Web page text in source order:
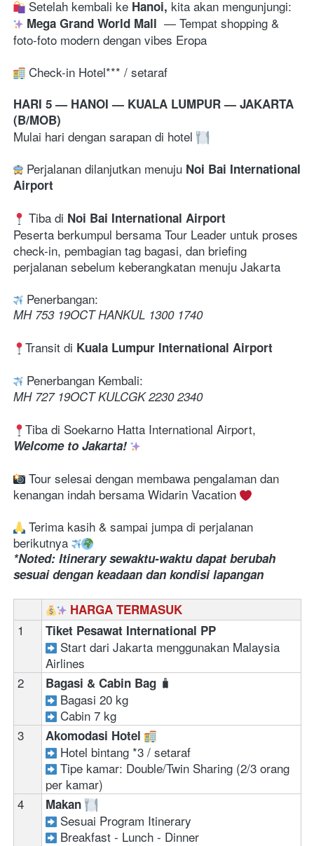
Setelah kembali ke Hanoi,
Mega Grand World Mall — Tempat shopping &
foto-foto modern dengan vibes Eropa
Check-in Hotel*** / setaraf
HARI 5 — HANOI — KUALA LUMPUR — JAKARTA
(B/MOB)
Mulai hari dengan sarapan di hotel
Perjalanan dilanjutkan menuju Noi Bai International
Airport
Tiba di Noi Bai International Airport
Peserta berkumpul bersama Tour Leader untuk proses
check-in, pembagian tag bagasi, dan briefing
perjalanan sebelum keberangkatan menuju Jakarta
Penerbangan:
MH 753 19OCT HANKUL 1300 1740
Transit di Kuala Lumpur International Airport
Penerbangan Kembali:
MH 727 19OCT KULCGK 2230 2340
Welcome to Jakarta!
Tour selesai dengan membawa pengalaman dan
kenangan indah bersama Widarin Vacation
Terima kasih & sampai jumpa di perjalanan
berikutnya
*Noted: Itinerary sewaktu-waktu dapat berubah
sesuai dengan keadaan dan kondisi lapangan
HARGA TERMASUK
1 Tiket Pesawat International PP
Start dari Jakarta menggunakan Malaysia
Airlines
2
Bagasi & Cabin Bag 🧳
Bagasi 20 kg
Cabin 7 kg
3
Akomodasi Hotel
Hotel bintang *3 / setaraf
Tipe kamar: Double/Twin Sharing (2/3 orang
per kamar)
4
Makan
Sesuai Program Itinerary
Breakfast - Lunch - Dinner